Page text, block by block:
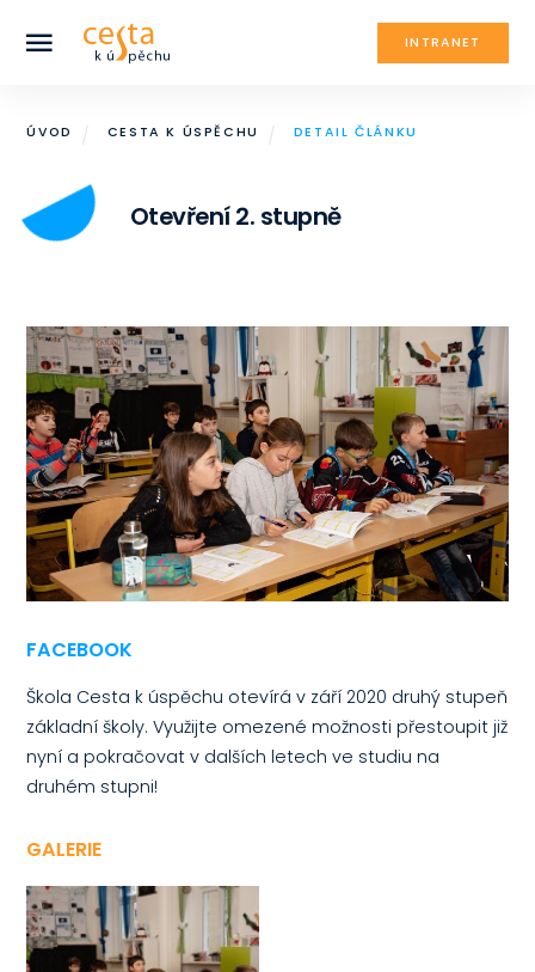
INTRANET
ÚVOD CESTA K ÚSPĚCHU DETAIL ČLÁNKU
Otevření 2. stupně
FACEBOOK
Škola Cesta k úspěchu otevírá v září 2020 druhý stupeň
základní školy. Využijte omezené možnosti přestoupit již
nyní a pokračovat v dalších letech ve studiu na
druhém stupni!
GALERIE